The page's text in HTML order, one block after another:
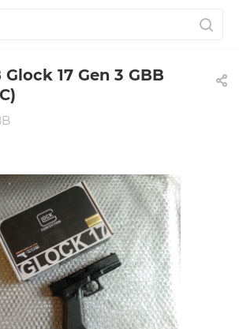
17 Gen 3 GBB